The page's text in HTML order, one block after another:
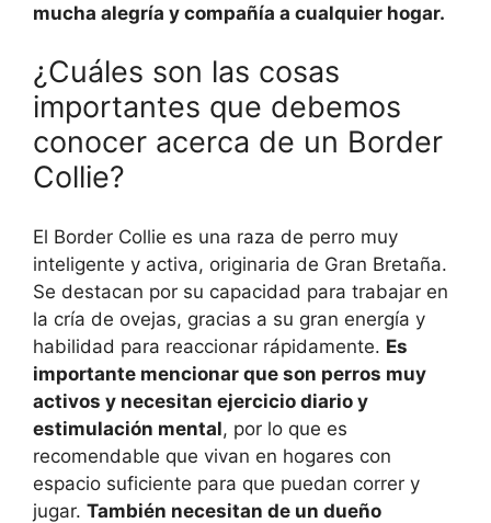
mucha alegría y compañía a cualquier hogar.
¿Cuáles son las cosas
importantes que debemos
conocer acerca de un Border
Collie?
El Border Collie es una raza de perro muy
inteligente y activa, originaria de Gran Bretaña.
Se destacan por su capacidad para trabajar en
la cría de ovejas, gracias a su gran energía y
habilidad para reaccionar rápidamente. Es
importante mencionar que son perros muy
activos y necesitan ejercicio diario y
estimulación mental, por lo que es
recomendable que vivan en hogares con
espacio suficiente para que puedan correr y
jugar. También necesitan de un dueño